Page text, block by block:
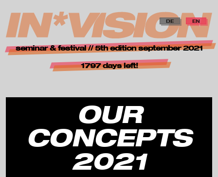
zur Navigation springen zum Inhalt springen zur Startseite
i
n
v
i
s
i
o
seminar & festival // 5th edition september 2021
1797 days left!
DE EN
OUR
CONCEPTS
2021